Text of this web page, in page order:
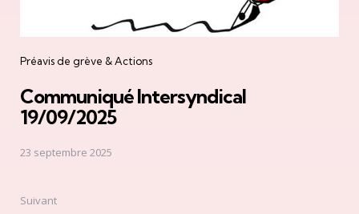
Préavis de grève & Actions
Communiqué Intersyndical
19/09/2025
23 septembre 2025
Suivant